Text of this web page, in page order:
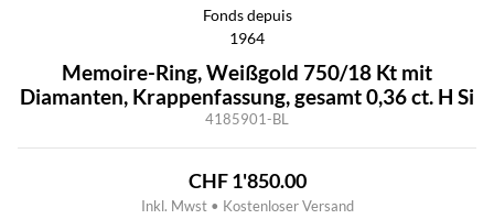
Memoire-Ring, Weißgold 750/18 Kt mit
Diamanten, Krappenfassung, gesamt 0,36 ct. H Si
4185901-BL
CHF1'850.00
Inkl. Mwst • Kostenloser Versand